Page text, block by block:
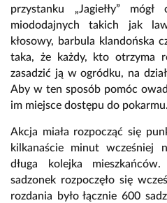
przystanku „Jagiełły”
miododajnych takich jak
kłosowy, barbula klandońska
taka, że każdy, kto otrzyma
zasadzić ją w ogródku, na
Aby w ten sposób pomóc
im miejsce dostępu do pokarmu.
Akcja miała rozpocząć się
kilkanaście minut wcześniej
długa kolejka
sadzonek rozpoczęło się
rozdania było łącznie 600